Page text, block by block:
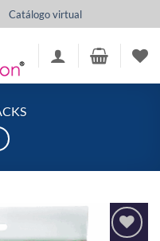
Catálogo virtual